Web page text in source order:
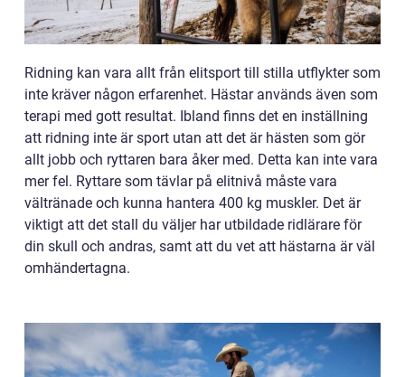
Ridning kan vara allt från elitsport till stilla utflykter som
inte kräver någon erfarenhet. Hästar används även som
terapi med gott resultat. Ibland finns det en inställning
att ridning inte är sport utan att det är hästen som gör
allt jobb och ryttaren bara åker med. Detta kan inte vara
mer fel. Ryttare som tävlar på elitnivå måste vara
vältränade och kunna hantera 400 kg muskler. Det är
viktigt att det stall du väljer har utbildade ridlärare för
din skull och andras, samt att du vet att hästarna är väl
omhändertagna.